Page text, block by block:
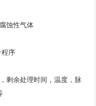
蚀性气体
程序
剩余处理时间，温度，脉